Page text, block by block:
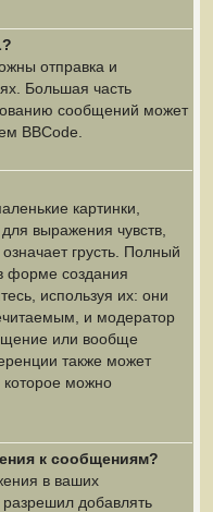
отправка и
Большая часть
сообщений может
BBCode.
картинки,
выражения чувств,
грусть. Полный
форме создания
используя их: они
и модератор
или вообще
также может
которое можно
к сообщениям?
в ваших
добавлять